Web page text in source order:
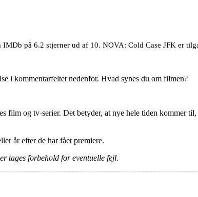
på 6.2 stjerner ud af 10. NOVA: Cold Case JFK er
i kommentarfeltet nedenfor. Hvad synes du om filmen?
film og tv-serier. Det betyder, at nye hele tiden kommer
år efter de har fået premiere.
tages forbehold for eventuelle fejl.